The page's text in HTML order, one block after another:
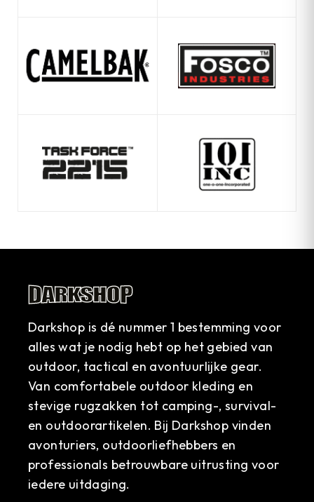
Darkshop is dé nummer 1 bestemming voor
alles wat je nodig hebt op het gebied van
outdoor, tactical en avontuurlijke gear.
Van comfortabele outdoor kleding en
stevige rugzakken tot camping-, survival-
en outdoorartikelen. Bij Darkshop vinden
avonturiers, outdoorliefhebbers en
professionals betrouwbare uitrusting voor
iedere uitdaging.